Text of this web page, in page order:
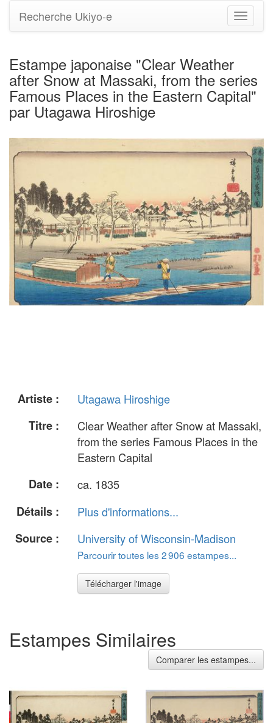
Basculer
la
Recherche Ukiyo-e
Estampe japonaise "Clear Weather
after Snow at Massaki, from the series
Famous Places in the Eastern Capital"
par Utagawa Hiroshige
Artiste :
Utagawa Hiroshige
Titre :
Clear Weather after Snow at Massaki,
from the series Famous Places in the
Eastern Capital
Date :
ca. 1835
Détails :
Plus d'informations...
Source :
University of Wisconsin-Madison
Parcourir toutes les 2 906 estampes...
Télécharger l'image
Estampes Similaires
Comparer les estampes...